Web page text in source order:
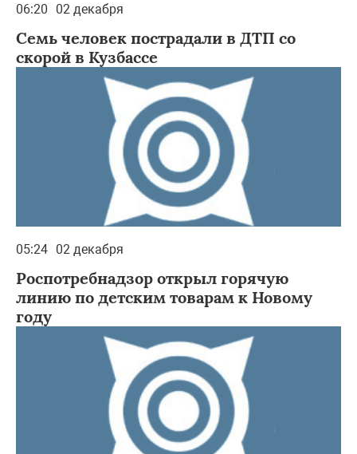
06:20 02 декабря
Семь человек пострадали в ДТП со
скорой в Кузбассе
05:24 02 декабря
Роспотребнадзор открыл горячую
линию по детским товарам к Новому
году